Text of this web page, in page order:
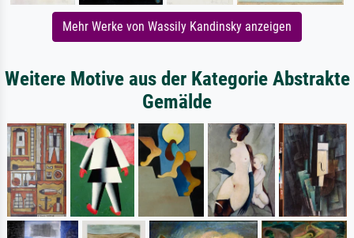
Mehr Werke von Wassily Kandinsky anzeigen
Weitere Motive aus der Kategorie Abstrakte
Gemälde